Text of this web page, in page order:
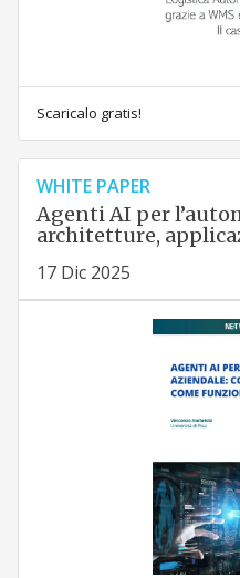
Scaricalo gratis!
WHITE PAPER
Agenti AI per
architetture,
17 Dic 2025